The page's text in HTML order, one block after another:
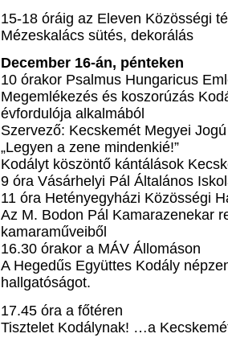
15-18 óráig az Eleven Közösségi
Mézeskalács sütés, dekorálás
December 16-án, pénteken
10 órakor Psalmus Hungaricus
Megemlékezés és koszorúzás
évfordulója alkalmából
Szervező: Kecskemét Megyei
„Legyen a zene mindenkié!”
Kodályt köszöntő kántálások
9 óra Vásárhelyi Pál Általános
11 óra Hetényegyházi Közösségi
Az M. Bodon Pál Kamarazenekar
kamaraműveiből
16.30 órakor a MÁV Állomáson
A Hegedűs Együttes Kodály
hallgatóságot.
17.45 óra a főtéren
Tisztelet Kodálynak! …a